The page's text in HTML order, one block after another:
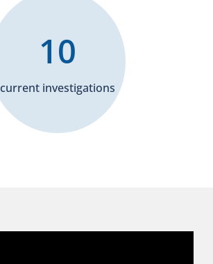
current investigations
10